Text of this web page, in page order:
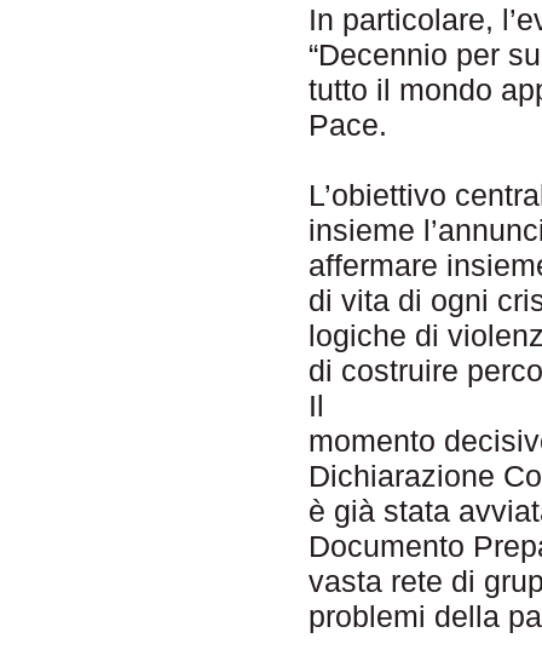
In particolare,
“Decennio per
tutto il mondo
Pace.
L’obiettivo
insieme
affermare
di vita di ogni
logiche di
di costruire
Il
momento
Dichiarazione
è già stata
Documento
vasta rete di
problemi della